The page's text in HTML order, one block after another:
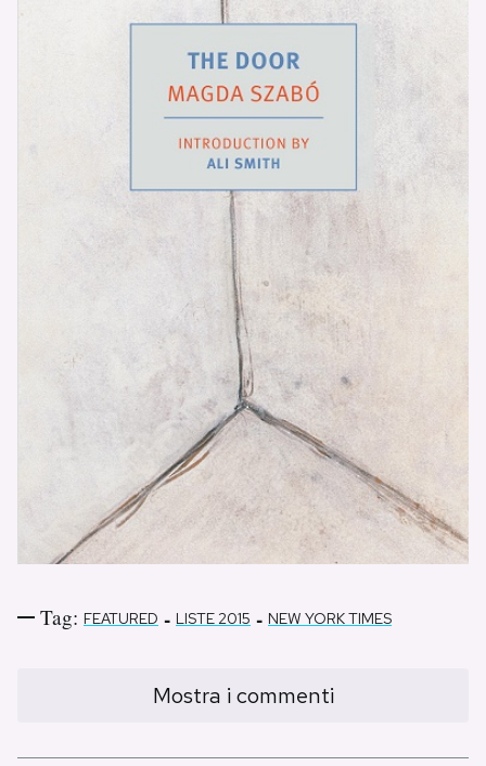
Tag: FEATURED - LISTE 2015 - NEW YORK TIMES
Mostra i commenti